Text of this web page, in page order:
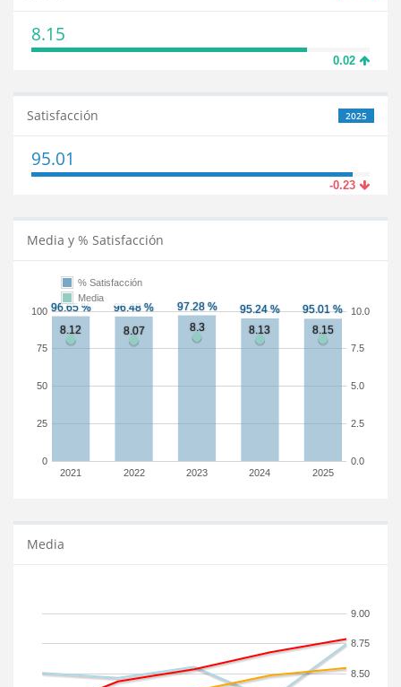
8.15
0.02
2025
Satisfacción
95.01
-0.23
Media y % Satisfacción
2021 2022 2023 2024 2025
0
25
50
75
100
0.0
2.5
5.0
7.5
10.0
% Satisfacción
Media
Media
8.50
8.75
9.00